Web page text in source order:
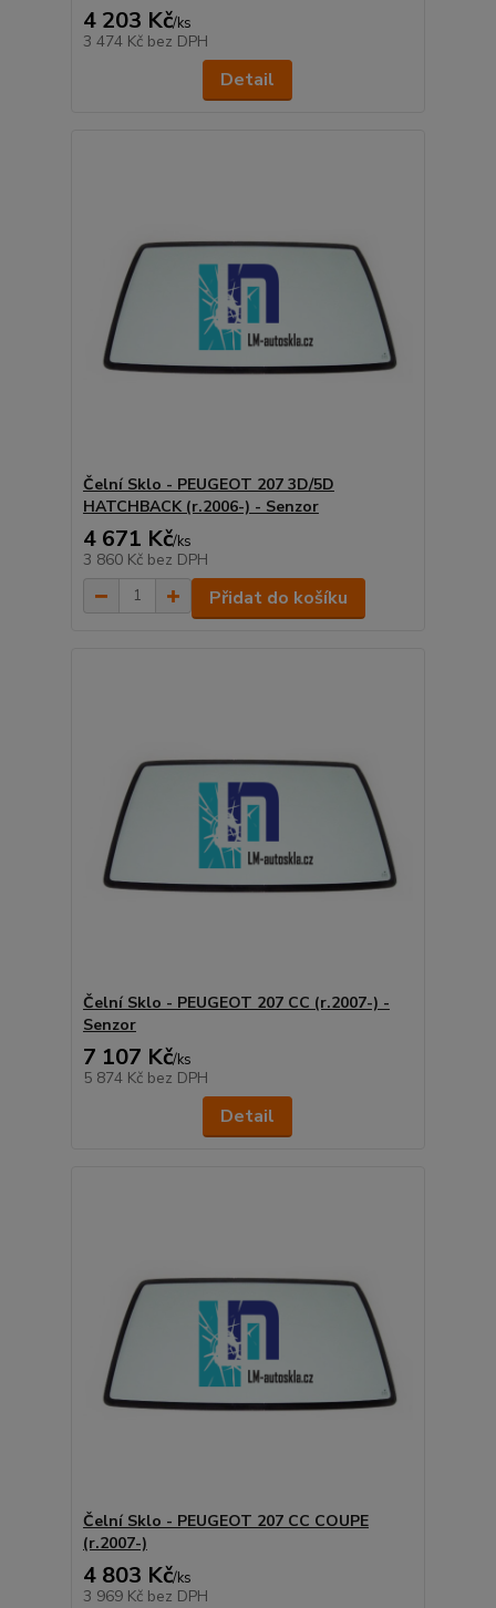
4 203 Kč/ks
3 474 Kč bez DPH
Detail
Čelní Sklo - PEUGEOT 207 3D/5D
HATCHBACK (r.2006-) - Senzor
4 671 Kč/ks
3 860 Kč bez DPH
Přidat do košíku
Čelní Sklo - PEUGEOT 207 CC (r.2007-) -
Senzor
7 107 Kč/ks
5 874 Kč bez DPH
Detail
Čelní Sklo - PEUGEOT 207 CC COUPE
(r.2007-)
4 803 Kč/ks
3 969 Kč bez DPH